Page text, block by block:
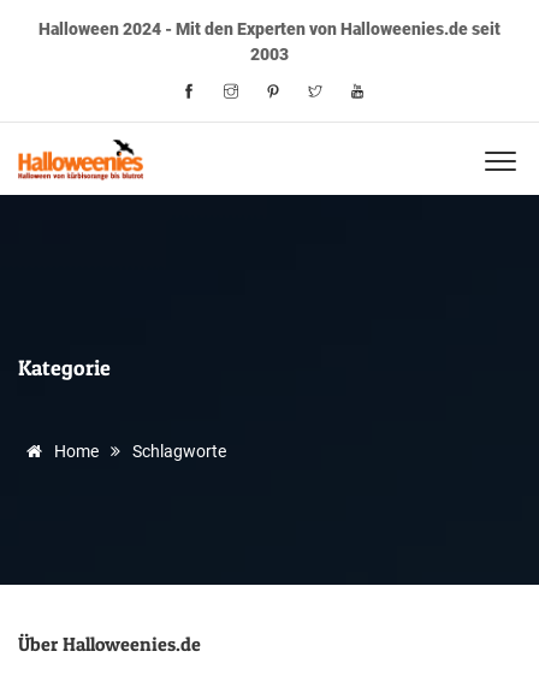
Halloween 2024 - Mit den Experten von Halloweenies.de seit
2003
Kategorie
Home Schlagworte
Über Halloweenies.de